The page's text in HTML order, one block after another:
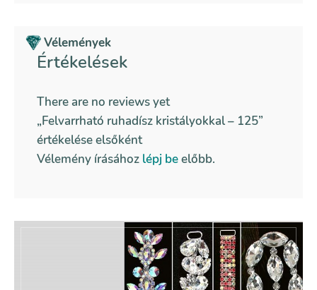
Vélemények
Értékelések
There are no reviews yet
„Felvarrható ruhadísz kristályokkal – 125”
értékelése elsőként
Vélemény írásához lépj beelőbb.